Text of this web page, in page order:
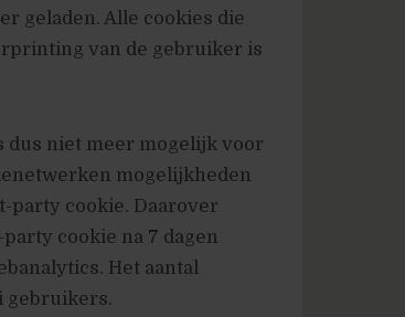
geladen. Alle cookies die
van de gebruiker is
dus niet meer mogelijk voor
mogelijkheden
party cookie. Daarover
cookie na 7 dagen
Het aantal
gebruikers.